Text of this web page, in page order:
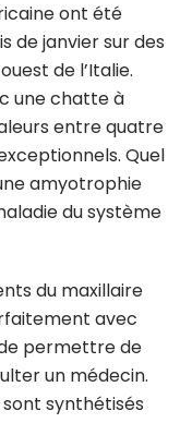
ont été
de janvier sur des
de l’Italie.
une chatte à
entre quatre
Quel
amyotrophie
du système
du maxillaire
avec
permettre de
un médecin.
synthétisés